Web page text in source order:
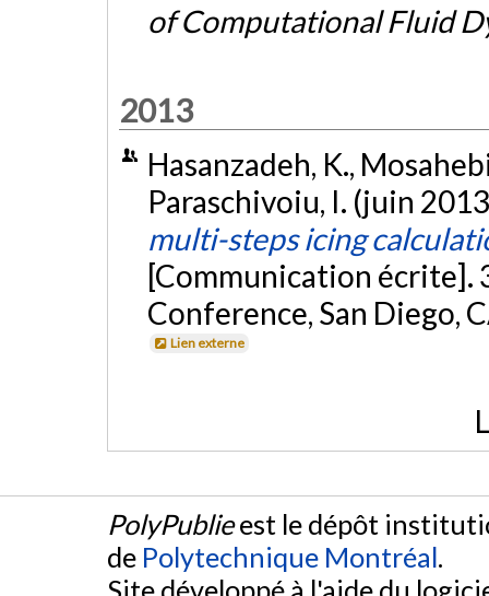
of Computational Fluid
2013
Hasanzadeh, K.,
Paraschivoiu, I. (juin
multi-steps icing
[Communication écrite].
Conference, San Diego,
Lien externe
PolyPublieest le dépôt
de Polytechnique Montréal.